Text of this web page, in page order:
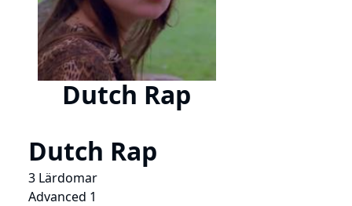
Dutch Rap
Dutch Rap
3 Lärdomar
Advanced 1